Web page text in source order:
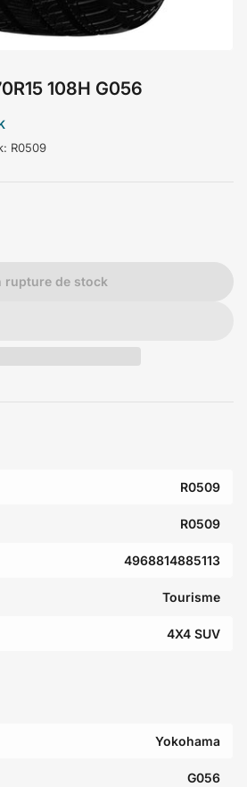
108H G056
R0509
rupture de stock
R0509
R0509
4968814885113
Tourisme
4X4 SUV
Yokohama
G056